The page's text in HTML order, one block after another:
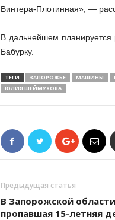
Винтера-Плотинная», —
В дальнейшем планируется
Бабурку.
ТЕГИ ЗАПОРОЖЬЕ МАШИНЫ
ЮЛИЯ ШЕЙМУХОВА
Предыдущая статья
В Запорожской
пропавшая 15-летняя